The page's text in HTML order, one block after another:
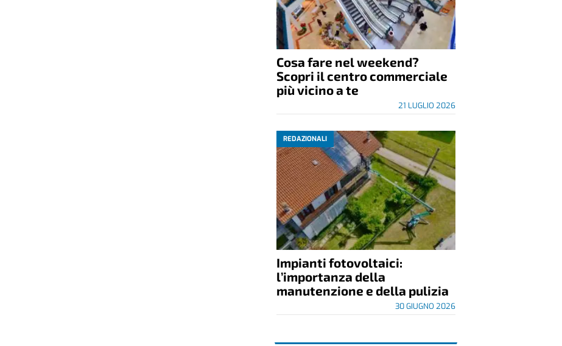
Cosa fare nel weekend?
Scopri il centro commerciale
più vicino a te
21 LUGLIO 2026
REDAZIONALI
Impianti fotovoltaici:
l’importanza della
manutenzione e della pulizia
30 GIUGNO 2026